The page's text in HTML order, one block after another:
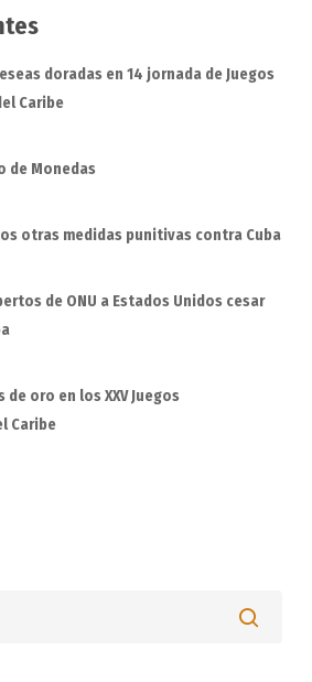
doradas en 14 jornada de Juegos
Caribe
de Monedas
otras medidas punitivas contra Cuba
de ONU a Estados Unidos cesar
de oro en los XXV Juegos
Caribe